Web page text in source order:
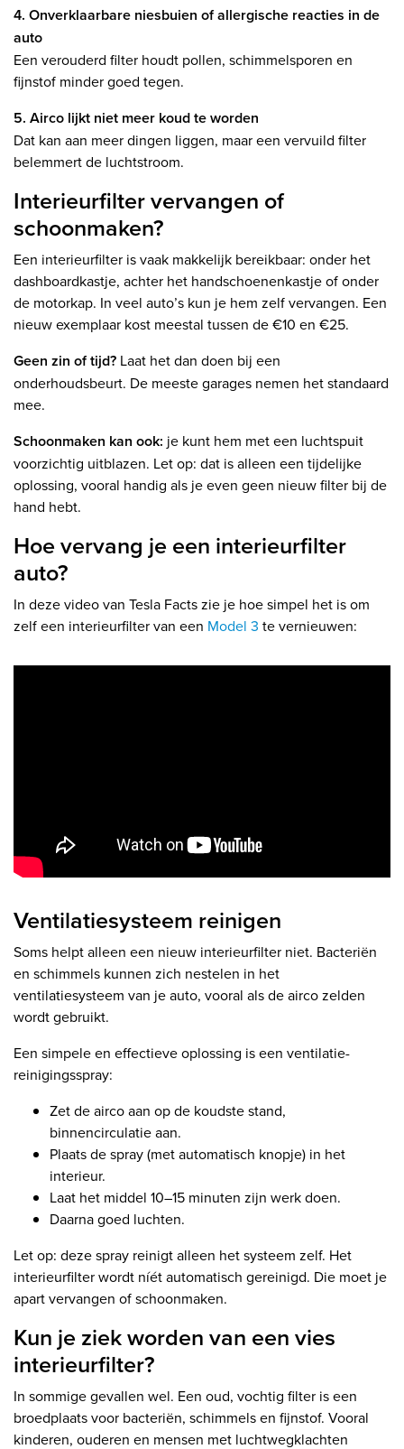
4. Onverklaarbare niesbuien of allergische reacties in de
auto
Een verouderd filter houdt pollen, schimmelsporen en
fijnstof minder goed tegen.
5. Airco lijkt niet meer koud te worden
Dat kan aan meer dingen liggen, maar een vervuild filter
belemmert de luchtstroom.
Interieurfilter vervangen of
schoonmaken?
Een interieurfilter is vaak makkelijk bereikbaar: onder het
dashboardkastje, achter het handschoenenkastje of onder
de motorkap. In veel auto’s kun je hem zelf vervangen. Een
nieuw exemplaar kost meestal tussen de €10 en €25.
Geen zin of tijd? Laat het dan doen bij een
onderhoudsbeurt. De meeste garages nemen het standaard
mee.
Schoonmaken kan ook: je kunt hem met een luchtspuit
voorzichtig uitblazen. Let op: dat is alleen een tijdelijke
oplossing, vooral handig als je even geen nieuw filter bij de
hand hebt.
Hoe vervang je een interieurfilter
auto?
In deze video van Tesla Facts zie je hoe simpel het is om
zelf een interieurfilter van een Model 3 te vernieuwen:
Ventilatiesysteem reinigen
Soms helpt alleen een nieuw interieurfilter niet. Bacteriën
en schimmels kunnen zich nestelen in het
ventilatiesysteem van je auto, vooral als de airco zelden
wordt gebruikt.
Een simpele en effectieve oplossing is een ventilatie-
reinigingsspray:
Zet de airco aan op de koudste stand,
binnencirculatie aan.
Plaats de spray (met automatisch knopje) in het
interieur.
Laat het middel 10–15 minuten zijn werk doen.
Daarna goed luchten.
Let op: deze spray reinigt alleen het systeem zelf. Het
interieurfilter wordt níét automatisch gereinigd. Die moet je
apart vervangen of schoonmaken.
Kun je ziek worden van een vies
interieurfilter?
In sommige gevallen wel. Een oud, vochtig filter is een
broedplaats voor bacteriën, schimmels en fijnstof. Vooral
kinderen, ouderen en mensen met luchtwegklachten